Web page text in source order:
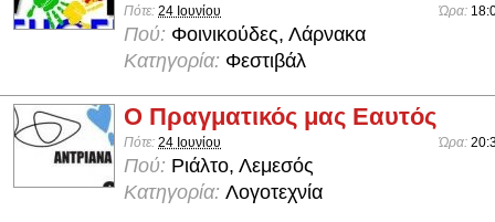
Πότε: 24 Ιουνίου Ώρα:
Πού: Φοινικούδες, Λάρνακα
Κατηγορία: Φεστιβάλ
Ο Πραγματικός μας Εαυτός
Πότε: 24 Ιουνίου Ώρα:
Πού: Ριάλτο, Λεμεσός
Κατηγορία: Λογοτεχνία